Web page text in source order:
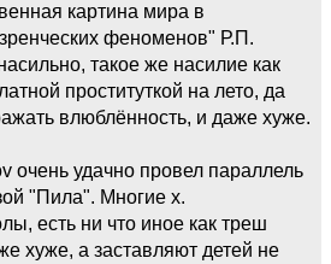
картина мира в
феноменов" Р.П.
такое же насилие как
проституткой на лето, да
влюблённость, и даже хуже.
очень удачно провел параллель
"Пила". Многие х.
есть ни что иное как треш
хуже, а заставляют детей не